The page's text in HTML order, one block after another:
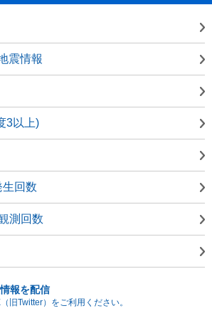
震情報
3以上)
回数
測回数
報を配信
旧Twitter）をご利用ください。